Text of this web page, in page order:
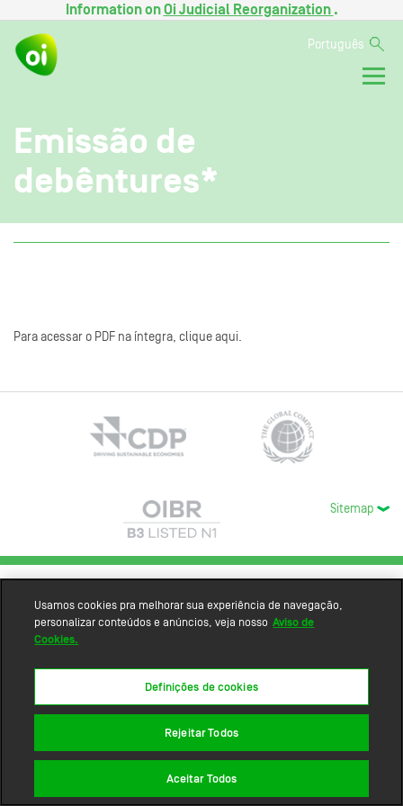
Information onOi Judicial Reorganization .
Português
Emissão de
debêntures*
Para acessar o PDF na íntegra, clique aqui.
Sitemap
Usamos cookies pra melhorar sua experiência de navegação,
personalizar conteúdos e anúncios, veja nosso Aviso de
Cookies.
Definições de cookies
Rejeitar Todos
Aceitar Todos